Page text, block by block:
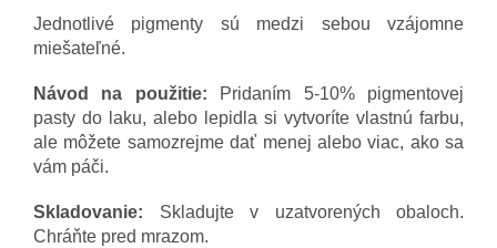
Jednotlivé pigmenty sú medzi sebou vzájomne
miešateľné.
Návod na použitie: Pridaním 5-10% pigmentovej
pasty do laku, alebo lepidla si vytvoríte vlastnú farbu,
ale môžete samozrejme dať menej alebo viac, ako sa
vám páči.
Skladovanie: Skladujte v uzatvorených obaloch.
Chráňte pred mrazom.